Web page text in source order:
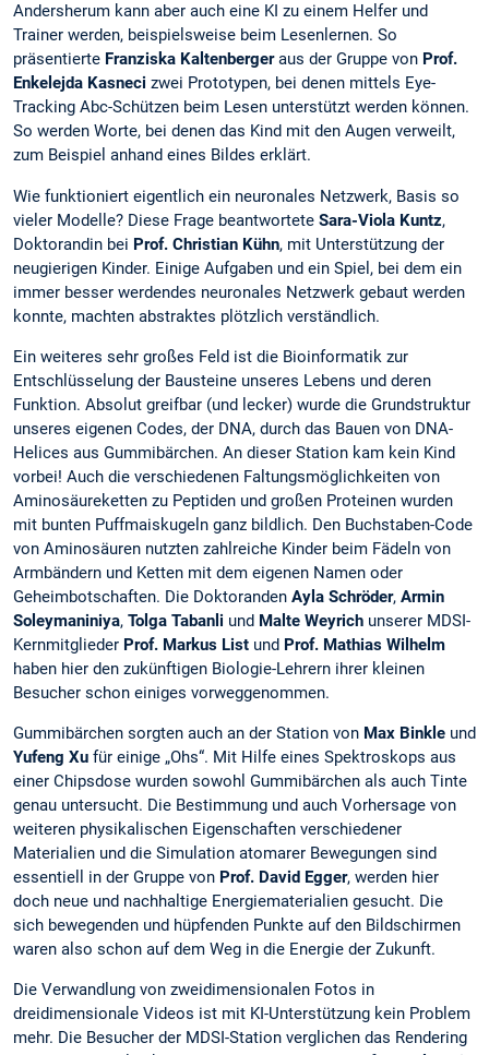
Andersherum kann aber auch eine KI zu einem Helfer und
Trainer werden, beispielsweise beim Lesenlernen. So
präsentierte Franziska Kaltenbergeraus der Gruppe von Prof.
Enkelejda Kasneci zwei Prototypen, bei denen mittels Eye-
Tracking Abc-Schützen beim Lesen unterstützt werden können.
So werden Worte, bei denen das Kind mit den Augen verweilt,
zum Beispiel anhand eines Bildes erklärt.
Wie funktioniert eigentlich ein neuronales Netzwerk, Basis so
vieler Modelle? Diese Frage beantwortete Sara-Viola Kuntz,
Doktorandin bei Prof. Christian Kühn, mit Unterstützung der
neugierigen Kinder. Einige Aufgaben und ein Spiel, bei dem ein
immer besser werdendes neuronales Netzwerk gebaut werden
konnte, machten abstraktes plötzlich verständlich.
Ein weiteres sehr großes Feld ist die Bioinformatik zur
Entschlüsselung der Bausteine unseres Lebens und deren
Funktion. Absolut greifbar (und lecker) wurde die Grundstruktur
unseres eigenen Codes, der DNA, durch das Bauen von DNA-
Helices aus Gummibärchen. An dieser Station kam kein Kind
vorbei! Auch die verschiedenen Faltungsmöglichkeiten von
Aminosäureketten zu Peptiden und großen Proteinen wurden
mit bunten Puffmaiskugeln ganz bildlich. Den Buchstaben-Code
von Aminosäuren nutzten zahlreiche Kinder beim Fädeln von
Armbändern und Ketten mit dem eigenen Namen oder
Geheimbotschaften. Die Doktoranden Ayla Schröder, Armin
Soleymaniniya, Tolga Tabanli und Malte Weyrich unserer MDSI-
Kernmitglieder Prof. Markus List und Prof. Mathias Wilhelm
haben hier den zukünftigen Biologie-Lehrern ihrer kleinen
Besucher schon einiges vorweggenommen.
Gummibärchen sorgten auch an der Station von Max Binkle und
Yufeng Xu für einige „Ohs“. Mit Hilfe eines Spektroskops aus
einer Chipsdose wurden sowohl Gummibärchen als auch Tinte
genau untersucht. Die Bestimmung und auch Vorhersage von
weiteren physikalischen Eigenschaften verschiedener
Materialien und die Simulation atomarer Bewegungen sind
essentiell in der Gruppe von Prof. David Egger, werden hier
doch neue und nachhaltige Energiematerialien gesucht. Die
sich bewegenden und hüpfenden Punkte auf den Bildschirmen
waren also schon auf dem Weg in die Energie der Zukunft.
Die Verwandlung von zweidimensionalen Fotos in
dreidimensionale Videos ist mit KI-Unterstützung kein Problem
mehr. Die Besucher der MDSI-Station verglichen das Rendering